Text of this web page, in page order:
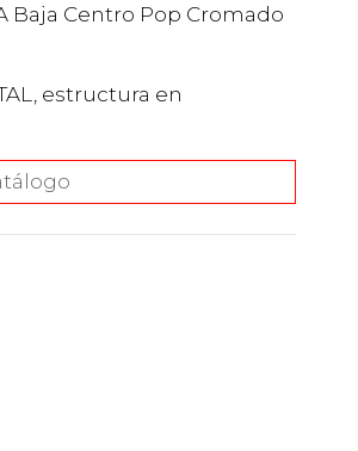
Baja Centro Pop Cromado
estructura en